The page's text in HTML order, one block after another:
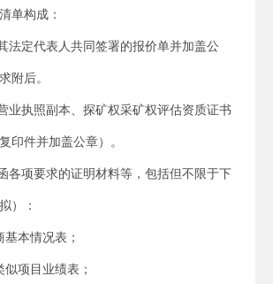
单构成：
法定代表人共同签署的报价单并加盖公
附后。
业执照副本、探矿权采矿权评估资质证书
印件并加盖公章）。
各项要求的证明材料等，包括但不限于下
）：
基本情况表；
似项目业绩表；